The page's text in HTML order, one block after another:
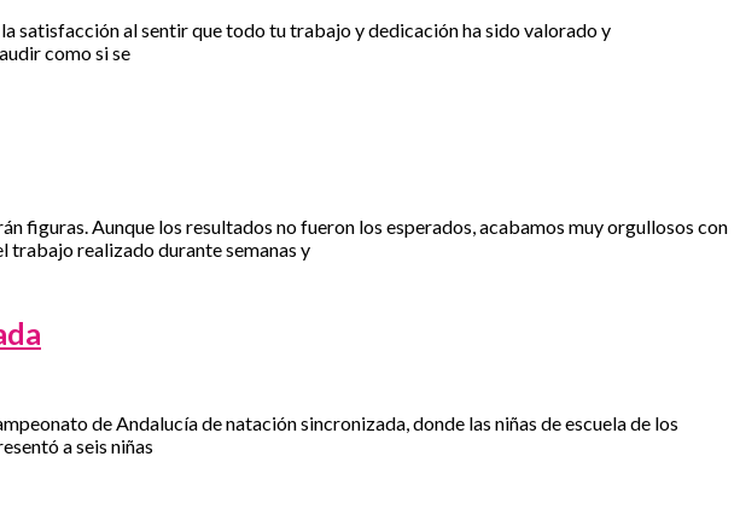
satisfacción al sentir que todo tu trabajo y dedicación ha sido valorado y
como si se
figuras. Aunque los resultados no fueron los esperados, acabamos muy orgullosos con
trabajo realizado durante semanas y
de Andalucía de natación sincronizada, donde las niñas de escuela de los
a seis niñas